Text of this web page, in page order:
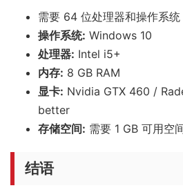
需要 64 位处理器和操作系统
操作系统: Windows 10
处理器: Intel i5+
内存: 8 GB RAM
显卡: Nvidia GTX 460 /
better
存储空间: 需要 1 GB 可用空
结语